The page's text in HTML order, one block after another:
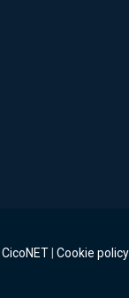
CicoNET| Cookie policy